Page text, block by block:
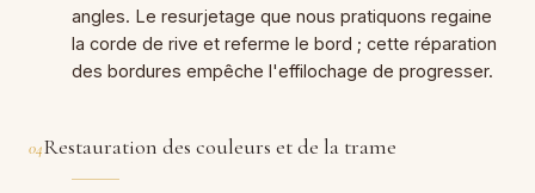
angles. Le resurjetage que nous pratiquons regaine
la corde de rive et referme le bord ; cette réparation
des bordures empêche l'effilochage de progresser.
04Restauration des couleurs et de la trame